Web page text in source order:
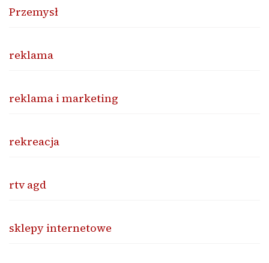
Przemysł
reklama
reklama i marketing
rekreacja
rtv agd
sklepy internetowe